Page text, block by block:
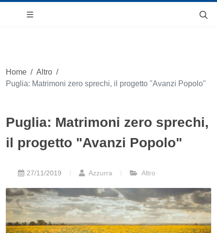
Home / Altro /
Puglia: Matrimoni zero sprechi, il progetto "Avanzi Popolo"
Puglia: Matrimoni zero sprechi,
il progetto "Avanzi Popolo"
27/11/2019 Azzurra Altro